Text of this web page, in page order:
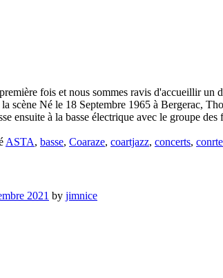
fois et nous sommes ravis d'accueillir un
la scène Né le 18 Septembre 1965 à
ensuite à la basse électrique avec le groupe des
ASTA, basse, Coaraze, coartjazz, concerts,
2021 by jimnice